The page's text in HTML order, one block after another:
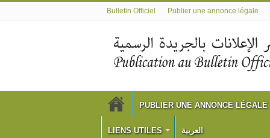
Bulletin Officiel Publier une annonce légale
PUBLIER UNE ANNONCE LÉGALE
LIENS UTILES العربية